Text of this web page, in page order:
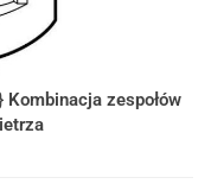
zespołów